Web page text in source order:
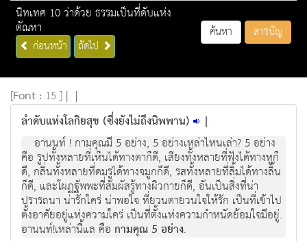
นิทเทศ 10 ว่าด้วย ธรรมเป็นที่ดับแห่ง
ตัณหา
ก่อนหน้า ถัดไป
ค้นหา สารบัญ
[Font : 15 ] | |
ลำดับแห่งโลกิยสุข (ซึ่งยังไม่ถึงนิพพาน) |
อานนท์ ! กามคุณมี 5 อย่าง, 5 อย่างเหล่าไหนเล่า? 5 อย่าง
คือ รูปทั้งหลายที่เห็นได้ทางตาก็ดี, เสียงทั้งหลายที่ฟังได้ทางหูก็
ดี, กลิ่นทั้งหลายที่ดมรูได้ทางจมูกก็ดี, รสทั้งหลายที่ลิ้มได้ทางลิ้น
ก็ดี, และโผฏฐัพพะที่สัมผัสรู้ทางผิวกายก็ดี, อันเป็นสิ่งที่น่า
ปรารถนา น่ารักใคร่ น่าพอใจ ที่ยวนตายวนใจให้รัก เป็นที่เข้าไป
ตั้งอาศัยอยู่แห่งความใคร่ เป็นที่ตั้งแห่งความกำหนัดย้อมใจมีอยู่.
อานนท์!เหล่านี้แล คือ กามคุณ 5 อย่าง.